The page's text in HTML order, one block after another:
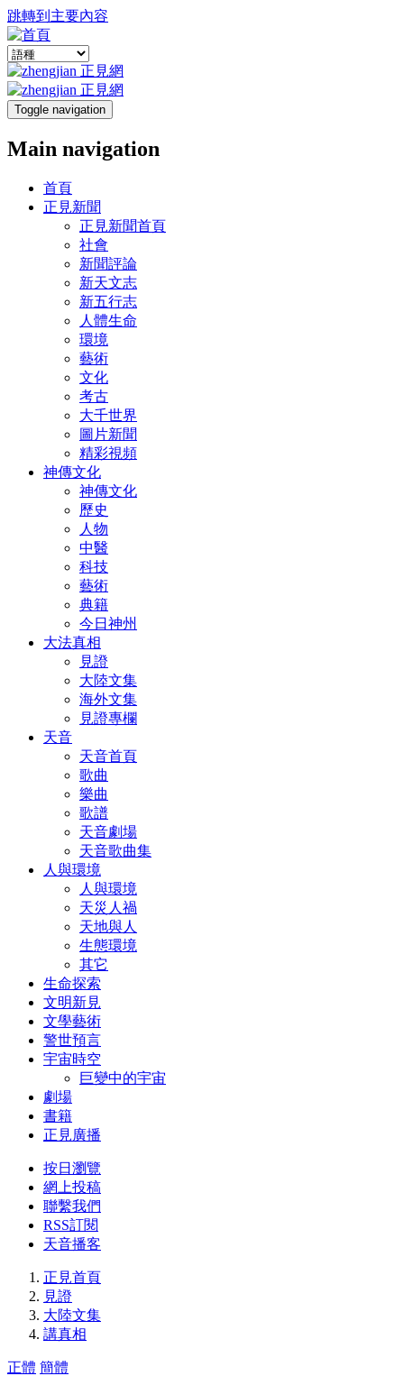
跳轉到主要內容
Toggle navigation
Main navigation
首頁
正見新聞
正見新聞首頁
社會
新聞評論
新天文志
新五行志
人體生命
環境
藝術
文化
考古
大千世界
圖片新聞
精彩視頻
神傳文化
神傳文化
歷史
人物
中醫
科技
藝術
典籍
今日神州
大法真相
見證
大陸文集
海外文集
見證專欄
天音
天音首頁
歌曲
樂曲
歌譜
天音劇場
天音歌曲集
人與環境
人與環境
天災人禍
天地與人
生態環境
其它
生命探索
文明新見
文學藝術
警世預言
宇宙時空
巨變中的宇宙
劇場
書籍
正見廣播
按日瀏覽
網上投稿
聯繫我們
RSS訂閱
天音播客
正見首頁
見證
大陸文集
講真相
正體 簡體